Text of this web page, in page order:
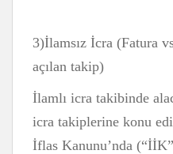
3)İlamsız İcra (Fatura
açılan takip)
İlamlı icra takibinde
icra takiplerine konu
İflas Kanunu’nda